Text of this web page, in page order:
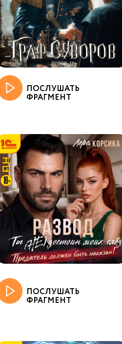
ПОСЛУШАТЬ
ФРАГМЕНТ
ПОСЛУШАТЬ
ФРАГМЕНТ